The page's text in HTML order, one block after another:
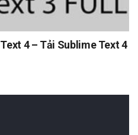
4 – Tải Sublime Text 4